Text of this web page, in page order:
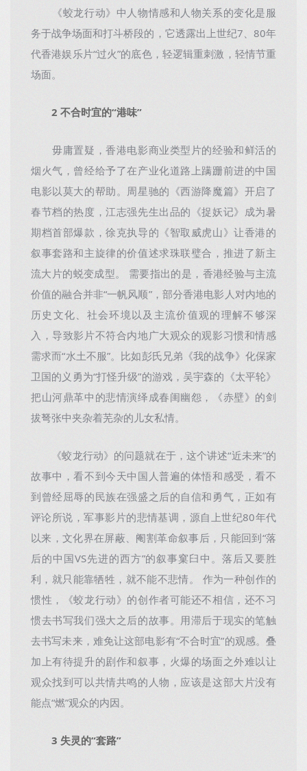
《蛟龙行动》中人物情感和人物关系的变化是服
务于战争场面和打斗桥段的，它透露出上世纪7、80年
代香港娱乐片“过火”的底色，轻逻辑重刺激，轻情节重
场面。
2 不合时宜的“港味”
毋庸置疑，香港电影商业类型片的经验和鲜活的
烟火气，曾经给予了在产业化道路上蹒跚前进的中国
电影以莫大的帮助。周星驰的《西游降魔篇》开启了
春节档的热度，江志强先生出品的《捉妖记》成为暑
期档首部爆款，徐克执导的《智取威虎山》让香港的
叙事套路和主旋律的价值述求珠联璧合，推进了新主
流大片的蜕变成型。 需要指出的是，香港经验与主流
价值的融合并非“一帆风顺”，部分香港电影人对内地的
历史文化、社会环境以及主流价值观的理解不够深
入，导致影片不符合内地广大观众的观影习惯和情感
需求而“水土不服”。比如彭氏兄弟《我的战争》化保家
卫国的义勇为“打怪升级”的游戏，吴宇森的《太平轮》
把山河鼎革中的悲情演绎成春闺幽怨，《赤壁》的剑
拔弩张中夹杂着芜杂的儿女私情。
《蛟龙行动》的问题就在于，这个讲述“近未来”的
故事中，看不到今天中国人普遍的体悟和感受，看不
到曾经屈辱的民族在强盛之后的自信和勇气，正如有
评论所说，军事影片的悲情基调，源自上世纪80年代
以来，文化界在屏蔽、阉割革命叙事后，只能回到“落
后的中国VS先进的西方”的叙事窠臼中。落后又要胜
利，就只能靠牺牲，就不能不悲情。 作为一种创作的
惯性，《蛟龙行动》的创作者可能还不相信，还不习
惯去书写我们强大之后的故事。用滞后于现实的笔触
去书写未来，难免让这部电影有“不合时宜”的观感。叠
加上有待提升的剧作和叙事，火爆的场面之外难以让
观众找到可以共情共鸣的人物，应该是这部大片没有
能点“燃”观众的内因。
3 失灵的“套路”